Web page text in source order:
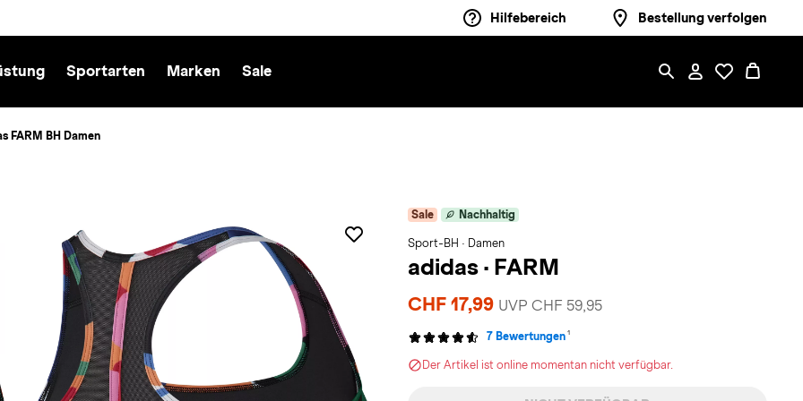
Hilfebereich Bestellung verfolgen
Sportarten Marken Sale
FARM BH Damen
Sale Nachhaltig
Sport-BH · Damen
adidas · FARM
CHF 17,99 UVP CHF 59,95
7 Bewertungen 1
Der Artikel ist online momentan nicht verfügbar.